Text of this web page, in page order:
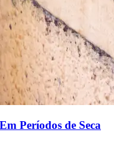
Períodos de Seca